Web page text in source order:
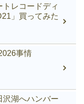
トレコードディ
」買ってみた
事情
沢湖へハンバー